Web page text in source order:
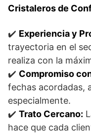
Cristaleros de
✔️ Experiencia y
trayectoria en el
realiza con la
✔️ Compromiso
fechas acordadas,
especialmente.
✔️ Trato Cercano:
hace que cada